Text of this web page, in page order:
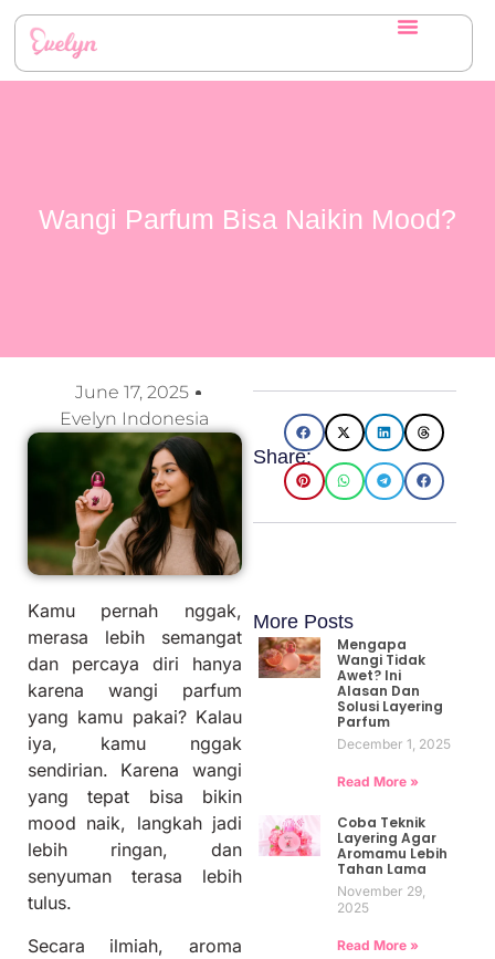
Wangi Parfum Bisa Naikin Mood?
June 17, 2025
Evelyn Indonesia
Kamu pernah nggak,
merasa lebih semangat
dan percaya diri hanya
karena wangi parfum
yang kamu pakai? Kalau
iya, kamu nggak
sendirian. Karena wangi
yang tepat bisa bikin
mood naik, langkah jadi
lebih ringan, dan
senyuman terasa lebih
tulus.
Secara ilmiah, aroma
Share:
More Posts
Mengapa
Wangi Tidak
Awet? Ini
Alasan Dan
Solusi Layering
Parfum
December 1, 2025
Read More »
Coba Teknik
Layering Agar
Aromamu Lebih
Tahan Lama
November 29,
2025
Read More »